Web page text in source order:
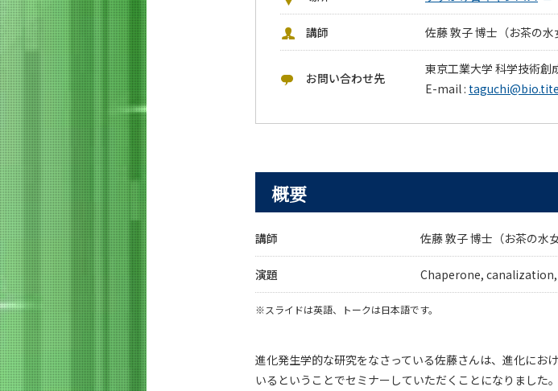
講師 佐藤 敦子 博士（お茶の水
お問い合わせ先
東京工業大学 科学技術創
E-mail :
概要
講師 佐藤 敦子 博士（お茶の水
演題 Chaperone,
※スライドは英語、トークは日本語です。
進化発生学的な研究をなさっている佐藤さんは、進化にお
いるということでセミナーしていただくことになりました。